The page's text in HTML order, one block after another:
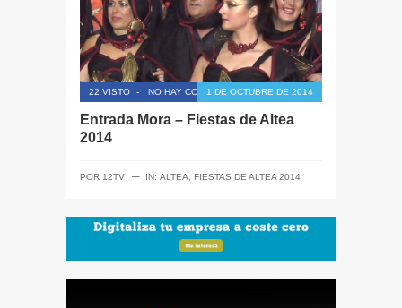
22 VISTO - NO HAY COMENTARIOS1 DE OCTUBRE DE 2014
Entrada Mora – Fiestas de Altea
2014
POR 12TV ─ IN: ALTEA FIESTAS DE ALTEA 2014